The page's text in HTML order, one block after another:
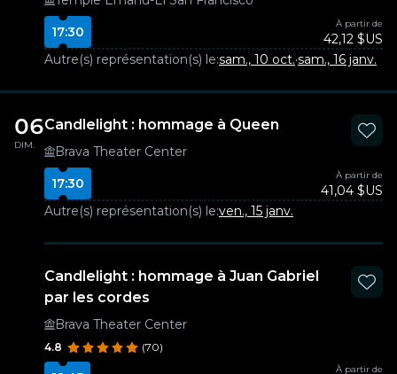
17:30
À partir de
42,12 $US
Autre(s) représentation(s) le:sam., 10 oct.·sam., 16 janv.
06
DIM.
Candlelight : hommage à Queen
Brava Theater Center
17:30
À partir de
41,04 $US
Autre(s) représentation(s) le:ven., 15 janv.
Candlelight : hommage à Juan Gabriel
par les cordes
Brava Theater Center
4.8 (70)
À partir de